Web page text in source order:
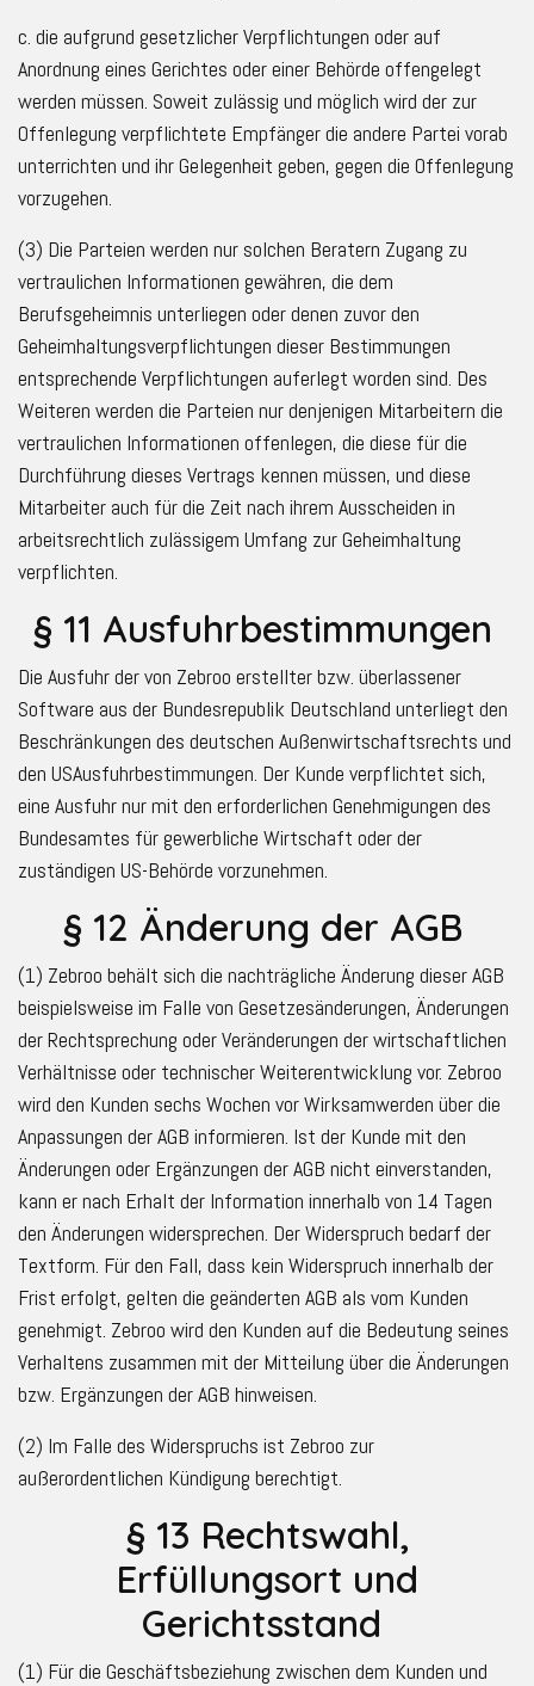
c. die aufgrund gesetzlicher Verpflichtungen oder auf
Anordnung eines Gerichtes oder einer Behörde offengelegt
werden müssen. Soweit zulässig und möglich wird der zur
Offenlegung verpflichtete Empfänger die andere Partei vorab
unterrichten und ihr Gelegenheit geben, gegen die Offenlegung
vorzugehen.
(3) Die Parteien werden nur solchen Beratern Zugang zu
vertraulichen Informationen gewähren, die dem
Berufsgeheimnis unterliegen oder denen zuvor den
Geheimhaltungsverpflichtungen dieser Bestimmungen
entsprechende Verpflichtungen auferlegt worden sind. Des
Weiteren werden die Parteien nur denjenigen Mitarbeitern die
vertraulichen Informationen offenlegen, die diese für die
Durchführung dieses Vertrags kennen müssen, und diese
Mitarbeiter auch für die Zeit nach ihrem Ausscheiden in
arbeitsrechtlich zulässigem Umfang zur Geheimhaltung
verpflichten.
§ 11 Ausfuhrbestimmungen
Die Ausfuhr der von Zebroo erstellter bzw. überlassener
Software aus der Bundesrepublik Deutschland unterliegt den
Beschränkungen des deutschen Außenwirtschaftsrechts und
den USAusfuhrbestimmungen. Der Kunde verpflichtet sich,
eine Ausfuhr nur mit den erforderlichen Genehmigungen des
Bundesamtes für gewerbliche Wirtschaft oder der
zuständigen US-Behörde vorzunehmen.
§ 12 Änderung der AGB
(1) Zebroo behält sich die nachträgliche Änderung dieser AGB
beispielsweise im Falle von Gesetzesänderungen, Änderungen
der Rechtsprechung oder Veränderungen der wirtschaftlichen
Verhältnisse oder technischer Weiterentwicklung vor. Zebroo
wird den Kunden sechs Wochen vor Wirksamwerden über die
Anpassungen der AGB informieren. Ist der Kunde mit den
Änderungen oder Ergänzungen der AGB nicht einverstanden,
kann er nach Erhalt der Information innerhalb von 14 Tagen
den Änderungen widersprechen. Der Widerspruch bedarf der
Textform. Für den Fall, dass kein Widerspruch innerhalb der
Frist erfolgt, gelten die geänderten AGB als vom Kunden
genehmigt. Zebroo wird den Kunden auf die Bedeutung seines
Verhaltens zusammen mit der Mitteilung über die Änderungen
bzw. Ergänzungen der AGB hinweisen.
(2) Im Falle des Widerspruchs ist Zebroo zur
außerordentlichen Kündigung berechtigt.
§ 13 Rechtswahl,
Erfüllungsort und
Gerichtsstand
(1) Für die Geschäftsbeziehung zwischen dem Kunden und